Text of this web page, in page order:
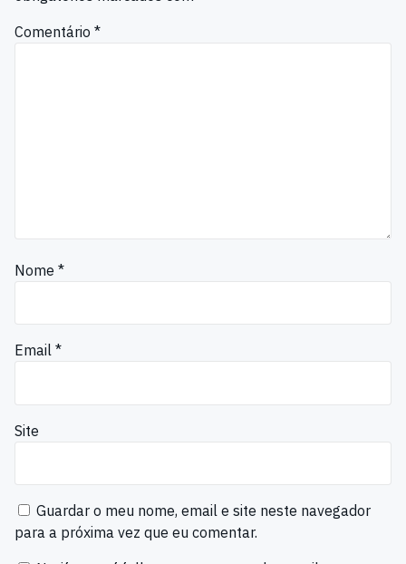
Comentário *
Nome *
Email *
Site
Guardar o meu nome, email e site neste navegador
para a próxima vez que eu comentar.